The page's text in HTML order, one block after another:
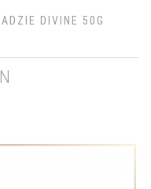
DIVINE 50G